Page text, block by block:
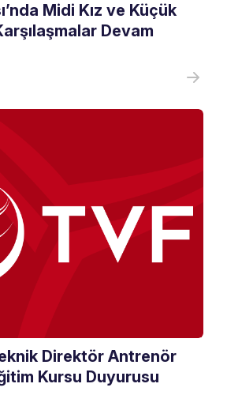
Midi Kız ve Küçük
Devam
Direktör Antrenör
Kursu Duyurusu